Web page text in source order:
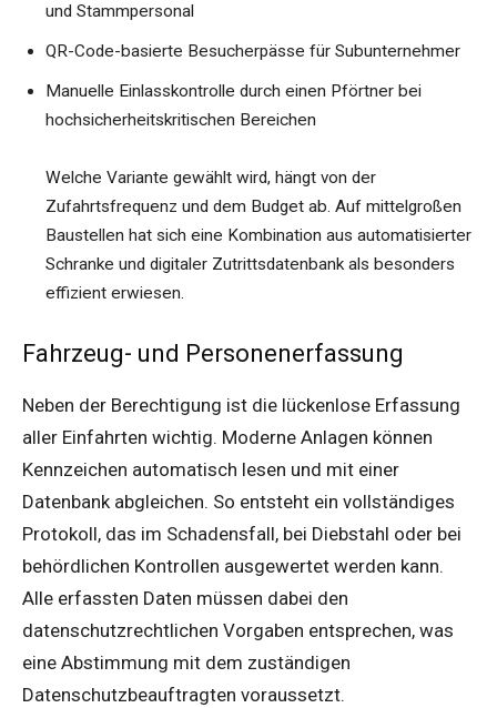
und Stammpersonal
QR-Code-basierte Besucherpässe für Subunternehmer
Manuelle Einlasskontrolle durch einen Pförtner bei
hochsicherheitskritischen Bereichen
Welche Variante gewählt wird, hängt von der
Zufahrtsfrequenz und dem Budget ab. Auf mittelgroßen
Baustellen hat sich eine Kombination aus automatisierter
Schranke und digitaler Zutrittsdatenbank als besonders
effizient erwiesen.
Fahrzeug- und Personenerfassung
Neben der Berechtigung ist die lückenlose Erfassung
aller Einfahrten wichtig. Moderne Anlagen können
Kennzeichen automatisch lesen und mit einer
Datenbank abgleichen. So entsteht ein vollständiges
Protokoll, das im Schadensfall, bei Diebstahl oder bei
behördlichen Kontrollen ausgewertet werden kann.
Alle erfassten Daten müssen dabei den
datenschutzrechtlichen Vorgaben entsprechen, was
eine Abstimmung mit dem zuständigen
Datenschutzbeauftragten voraussetzt.